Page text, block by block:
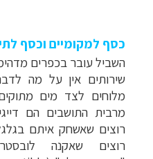
כסף למקומיים וכסף
השביל עובר בכפרים
שירותים אין על מה
מלוחים לצד מים
מרבית התושבים הם
רוצים שאשחק איתם
רוצים שאקנה